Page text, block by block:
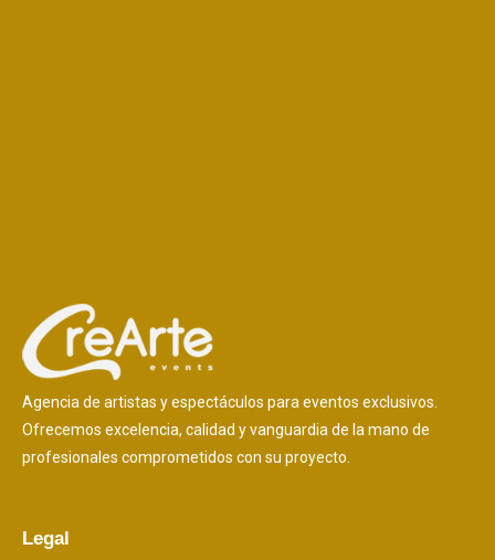
Agencia de artistas y espectáculos para eventos exclusivos.
Ofrecemos excelencia, calidad y vanguardia de la mano de
profesionales comprometidos con su proyecto.
Legal